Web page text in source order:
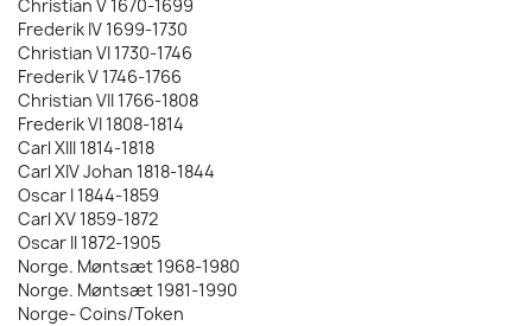
Christian V 1670-1699
Frederik IV 1699-1730
Christian VI 1730-1746
Frederik V 1746-1766
Christian VII 1766-1808
Frederik VI 1808-1814
Carl XIII 1814-1818
Carl XIV Johan 1818-1844
Oscar I 1844-1859
Carl XV 1859-1872
Oscar II 1872-1905
Norge. Møntsæt 1968-1980
Norge. Møntsæt 1981-1990
Norge- Coins/Token